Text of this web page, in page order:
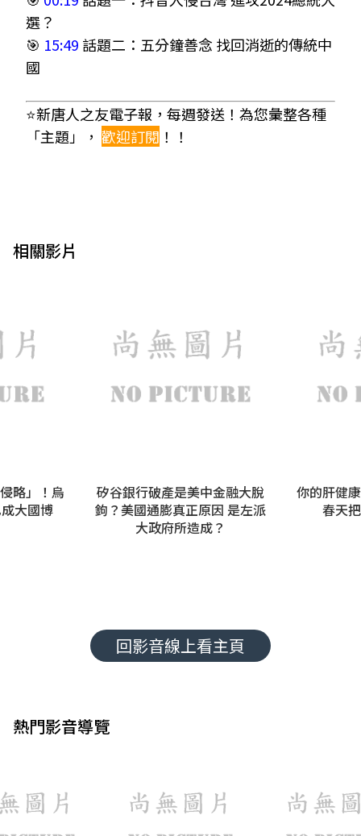
選？
​​🎯 15:49 話題二：五分鐘善念 找回消逝的傳統中
國
⭐新唐人之友電子報，每週發送！為您彙整各種
「主題」， 歡迎訂閱 ！！
相關影片
略」！烏
大國博
矽谷銀行破產是美中金融大脫
鉤？美國通膨真正原因 是左派
大政府所造成？
你的肝健
春天
回影音線上看主頁
熱門影音導覽